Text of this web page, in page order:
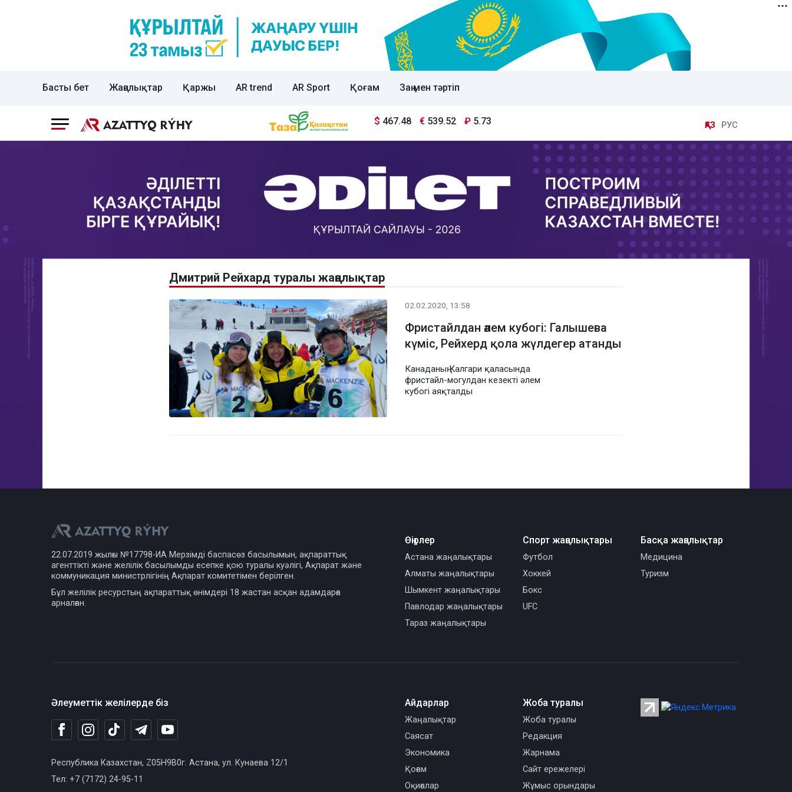
Басты бет Жаңалықтар Қаржы AR trend AR Sport Қоғам Заң мен тәртіп
$ 467.48 € 539.52 ₽ 5.73 ҚАЗ РУС
Дмитрий Рейхард туралы жаңалықтар
02.02.2020, 13:58
Фристайлдан әлем кубогі: Галышева
күміс, Рейхерд қола жүлдегер атанды
Канаданың Калгари қаласында
фристайл-могулдан кезекті әлем
кубогі аяқталды
22.07.2019 жылғы №17798-ИА Мерзімді баспасөз басылымын, ақпараттық
агенттікті және желілік басылымды есепке қою туралы куәлігі, Ақпарат және
коммуникация министрлігінің Ақпарат комитетімен берілген.
Бұл желілік ресурстың ақпараттық өнімдері 18 жастан асқан адамдарға
арналған.
Өңірлер
Астана жаңалықтары
Алматы жаңалықтары
Шымкент жаңалықтары
Павлодар жаңалықтары
Тараз жаңалықтары
Спорт жаңалықтары
Футбол
Хоккей
Бокс
UFC
Басқа жаңалықтар
Медицина
Туризм
Әлеуметтік желілерде біз
Республика Казахстан, Z05H9B0г. Астана, ул. Кунаева 12/1
Тел: +7 (7172) 24-95-11
Айдарлар
Жаңалықтар
Саясат
Экономика
Қоғам
Оқиғалар
Жоба туралы
Жоба туралы
Редакция
Жарнама
Сайт ережелері
Жұмыс орындары